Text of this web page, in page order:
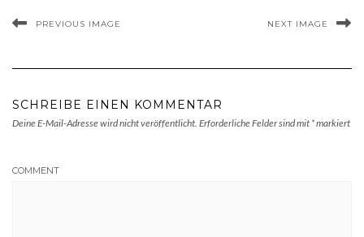
PREVIOUS IMAGE NEXT IMAGE
SCHREIBE EINEN KOMMENTAR
Deine E-Mail-Adresse wird nicht veröffentlicht. Erforderliche Felder sind mit *markiert
COMMENT